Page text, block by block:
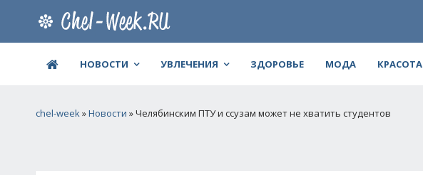
НОВОСТИ УВЛЕЧЕНИЯ ЗДОРОВЬЕ МОДА КРАСОТА
chel-week»Новости » Челябинским ПТУ и ссузам может не хватить студентов